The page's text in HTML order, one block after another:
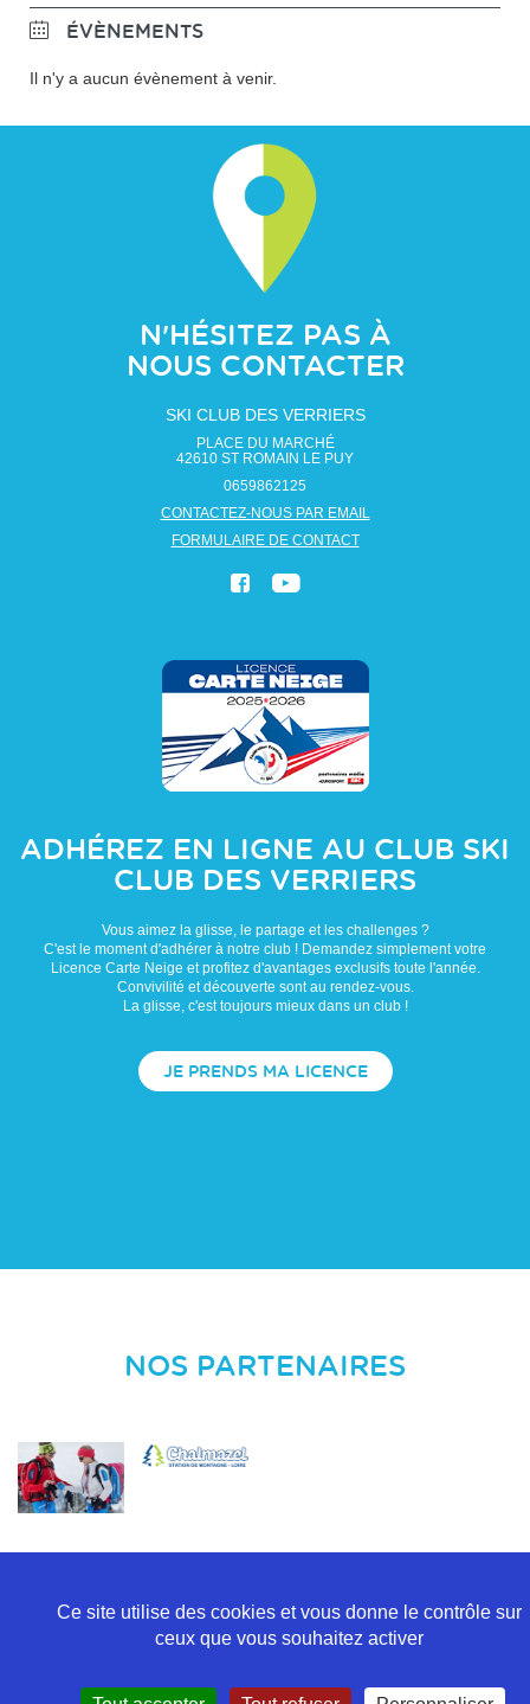
savoir
ÉVÈNEMENTS
Il n'y a aucun évènement à venir.
N'HÉSITEZ PAS À
NOUS CONTACTER
SKI CLUB DES VERRIERS
PLACE DU MARCHÉ
42610 ST ROMAIN LE PUY
0659862125
CONTACTEZ-NOUS PAR EMAIL
FORMULAIRE DE CONTACT
ADHÉREZ EN LIGNE AU CLUB SKI
CLUB DES VERRIERS
Vous aimez la glisse, le partage et les challenges ?
C'est le moment d'adhérer à notre club ! Demandez simplement votre
Licence Carte Neige et profitez d'avantages exclusifs toute l'année.
Convivilité et découverte sont au rendez-vous.
La glisse, c'est toujours mieux dans un club !
JE PRENDS MA LICENCE
NOS PARTENAIRES
Ce site utilise des cookies et vous donne le contrôle sur
ceux que vous souhaitez activer